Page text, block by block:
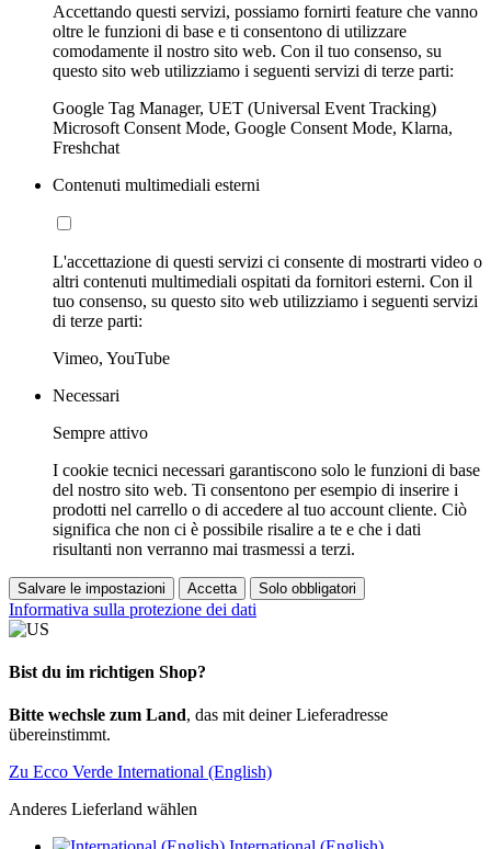
Accettando questi servizi, possiamo fornirti feature che vanno
oltre le funzioni di base e ti consentono di utilizzare
comodamente il nostro sito web. Con il tuo consenso, su
questo sito web utilizziamo i seguenti servizi di terze parti:
Google Tag Manager, UET (Universal Event Tracking)
Microsoft Consent Mode, Google Consent Mode, Klarna,
Freshchat
Contenuti multimediali esterni
L'accettazione di questi servizi ci consente di mostrarti video o
altri contenuti multimediali ospitati da fornitori esterni. Con il
tuo consenso, su questo sito web utilizziamo i seguenti servizi
di terze parti:
Vimeo, YouTube
Necessari
Sempre attivo
I cookie tecnici necessari garantiscono solo le funzioni di base
del nostro sito web. Ti consentono per esempio di inserire i
prodotti nel carrello o di accedere al tuo account cliente. Ciò
significa che non ci è possibile risalire a te e che i dati
risultanti non verranno mai trasmessi a terzi.
Salvare le impostazioni Accetta Solo obbligatori
Informativa sulla protezione dei dati
Bist du im richtigen Shop?
Bitte wechsle zum Land, das mit deiner Lieferadresse
übereinstimmt.
Zu Ecco Verde International (English)
Anderes Lieferland wählen